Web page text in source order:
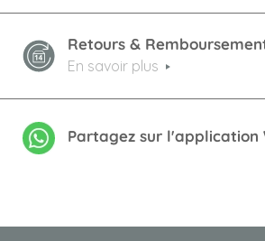
Retours &
En savoir plus
Partagez sur l'application